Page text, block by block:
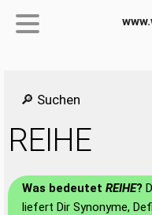
🔎 Suchen
REIHE
Was bedeutet REIHE?
liefert Dir Synonyme,